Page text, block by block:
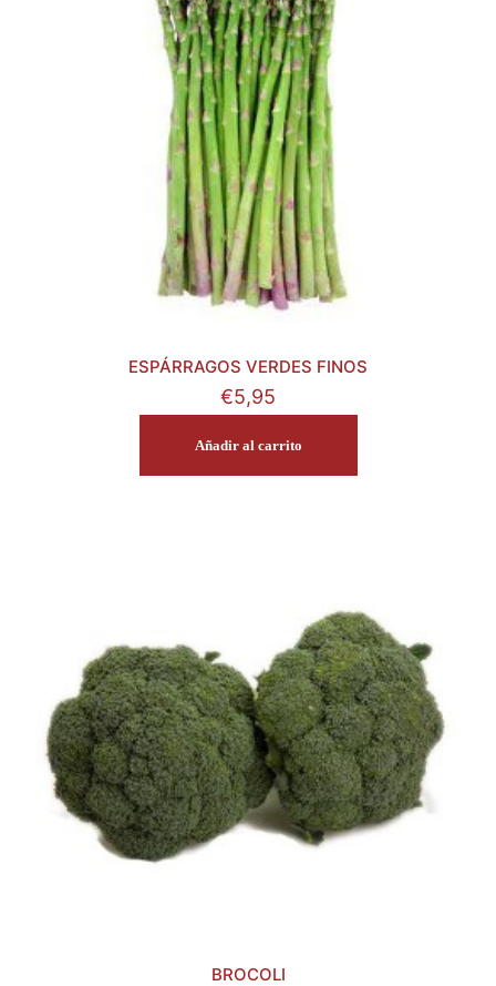
ESPÁRRAGOS VERDES FINOS
€5,95
Añadir al carrito
BROCOLI